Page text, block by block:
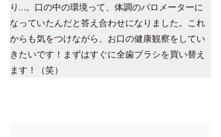
り…。口の中の環境って、体調のバロメーターに
なっていたんだと答え合わせになりました。これ
からも気をつけながら、お口の健康観察をしてい
きたいです！まずはすぐに全歯ブラシを買い替え
ます！（笑）